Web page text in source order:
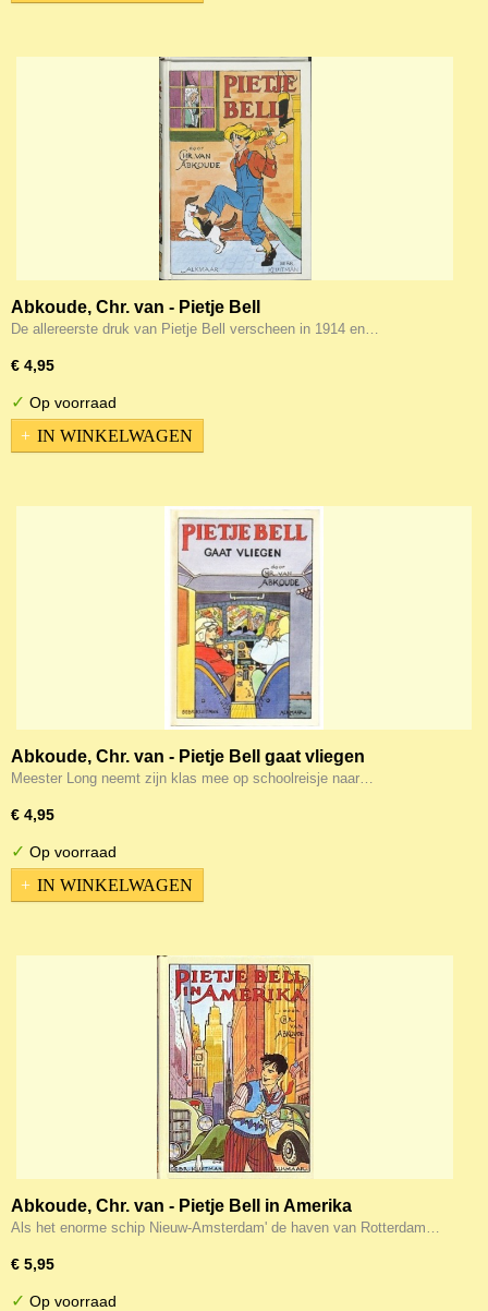
Abkoude, Chr. van - Pietje Bell
De allereerste druk van Pietje Bell verscheen in 1914 en…
€ 4,95
✓ Op voorraad
IN WINKELWAGEN
Abkoude, Chr. van - Pietje Bell gaat vliegen
Meester Long neemt zijn klas mee op schoolreisje naar…
€ 4,95
✓ Op voorraad
IN WINKELWAGEN
Abkoude, Chr. van - Pietje Bell in Amerika
Als het enorme schip Nieuw-Amsterdam' de haven van Rotterdam…
€ 5,95
✓ Op voorraad